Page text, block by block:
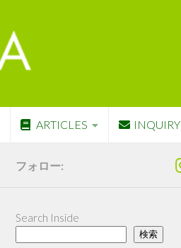
ARTICLES INQUIRY
フォロー:
Search Inside
検索